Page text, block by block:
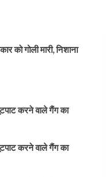
को गोली मारी, निशाना
करने वाले गैंग का
करने वाले गैंग का